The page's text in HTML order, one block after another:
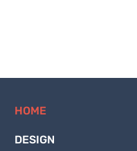
HOME
DESIGN